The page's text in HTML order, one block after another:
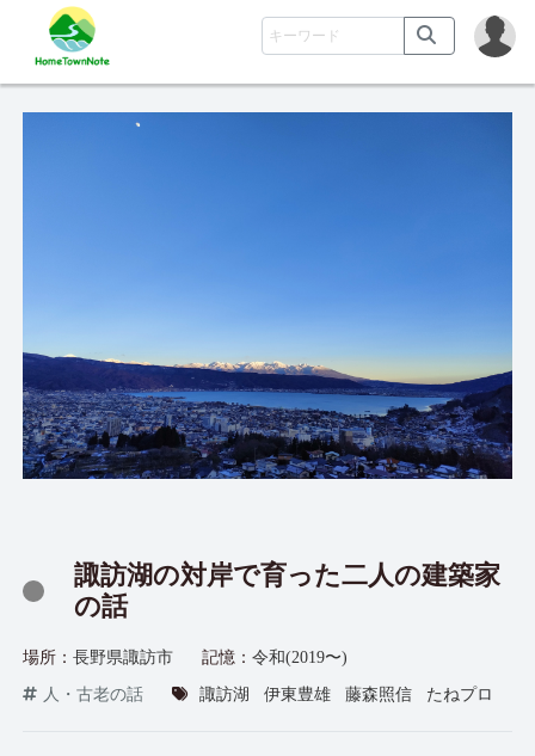
諏訪湖の対岸で育った二人の建築家
の話
場所：長野県諏訪市 記憶：令和(2019〜)
人・古老の話 諏訪湖 伊東豊雄 藤森照信 たねプロ